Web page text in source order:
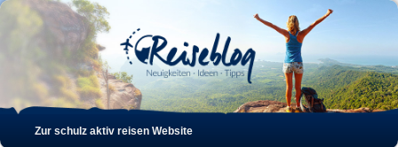
Hauptmenü
Zum
Zum
Zur schulz aktiv reisen Website